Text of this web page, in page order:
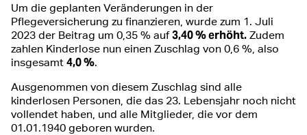
Um die geplanten Veränderungen in der
Pflegeversicherung zu finanzieren, wurde zum 1. Juli
2023 der Beitrag um 0,35 % auf3,40 % erhöht. Zudem
zahlen Kinderlose nun einen Zuschlag von 0,6 %, also
insgesamt 4,0 %.
Ausgenommen von diesem Zuschlag sind alle
kinderlosen Personen, die das 23. Le­bensjahr noch nicht
vollendet haben, und alle Mitglieder, die vor dem
01.01.1940 geboren wurden.